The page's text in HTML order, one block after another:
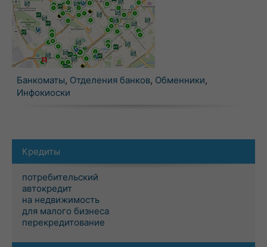
Банкоматы, Отделения банков, Обменники,
Инфокиоски
Кредиты
потребительский
автокредит
на недвижимость
для малого бизнеса
перекредитование